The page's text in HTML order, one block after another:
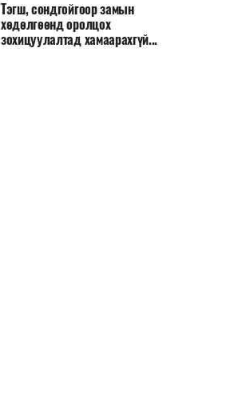
Тэгш, сондгойгоор замын
хөдөлгөөнд оролцох
зохицуулалтад хамаарахгүй...